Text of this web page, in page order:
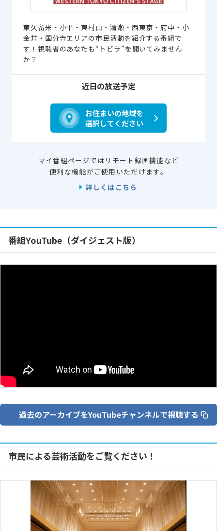
東久留米・小平・東村山・清瀬・西東京・府中・小
金井・国分寺エリアの市民活動を紹介する番組で
す！視聴者のあなたも“トビラ”を開いてみません
か？
近日の放送予定
お住まいの地域を
選択してください
マイ番組ページではリモート録画機能など
便利な機能がご使用いただけます。
詳しくはこちら
番組YouTube（ダイジェスト版）
過去のアーカイブをYouTubeチャンネルで視聴する
市民による芸術活動をご覧ください！